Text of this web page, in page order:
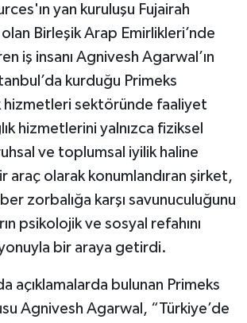
yan kuruluşu Fujairah
Birleşik Arap Emirlikleri’nde
iş insanı Agnivesh Agarwal’ın
kurduğu Primeks
hizmetleri sektöründe faaliyet
hizmetlerini yalnızca fiziksel
ve toplumsal iyilik haline
araç olarak konumlandıran şirket,
zorbalığa karşı savunuculuğunu
psikolojik ve sosyal refahını
bir araya getirdi.
açıklamalarda bulunan Primeks
Agnivesh Agarwal, “Türkiye’de